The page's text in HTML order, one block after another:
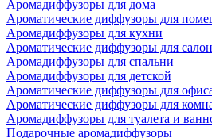
Аромадиффузоры для дома
Ароматические диффузоры для
Аромадиффузоры для кухни
Ароматические диффузоры для
Аромадиффузоры для спальни
Аромадиффузоры для детской
Ароматические диффузоры для
Ароматические диффузоры для
Аромадиффузоры для туалета и
Подарочные аромадиффузоры